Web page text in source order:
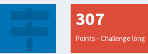
307
Points - Challenge long